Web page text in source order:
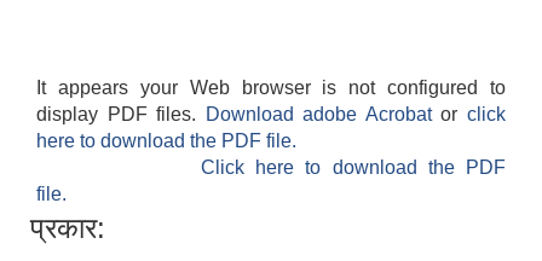
It appears your Web browser is not configured to
display PDF files.
Download adobe Acrobatorclick
here to download the PDF file.
Click here to download the PDF
file.
प्रकार: